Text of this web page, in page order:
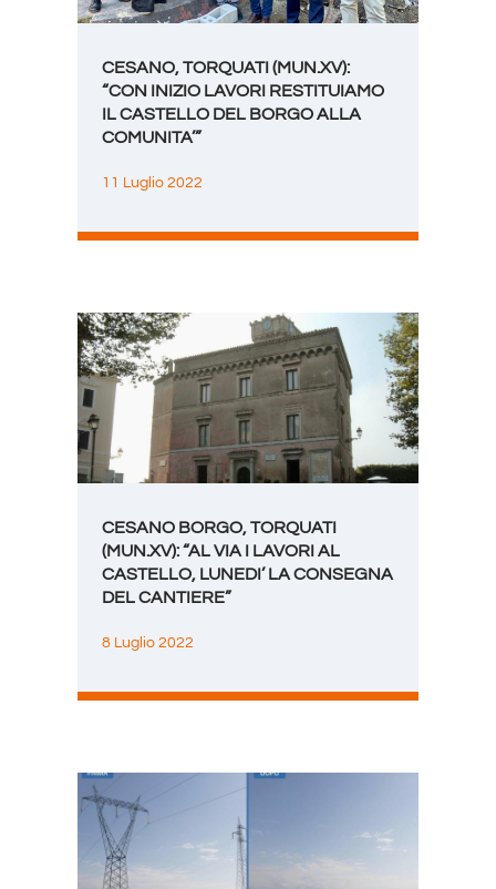
CESANO, TORQUATI (MUN.XV):
“CON INIZIO LAVORI RESTITUIAMO
IL CASTELLO DEL BORGO ALLA
COMUNITA’”
11 Luglio 2022
CESANO BORGO, TORQUATI
(MUN.XV): “AL VIA I LAVORI AL
CASTELLO, LUNEDI’ LA CONSEGNA
DEL CANTIERE”
8 Luglio 2022